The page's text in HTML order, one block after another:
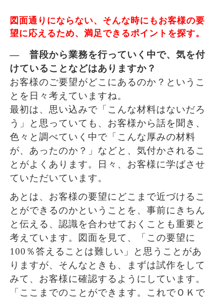
図面通りにならない、そんな時にもお客様の要
望に応えるため、満足できるポイントを探す。
― 普段から業務を行っていく中で、気を付
けていることなどはありますか？
お客様のご要望がどこにあるのか？というこ
とを日々考えていますね。
最初は、思い込みで「こんな材料はないだろ
う」と思っていても、お客様から話を聞き、
色々と調べていく中で「こんな厚みの材料
が、あったのか？」などと、気付かされるこ
とがよくあります。日々、お客様に学ばさせ
ていただいています。
あとは、お客様の要望にどこまで近づけるこ
とができるのかということを、事前にきちん
と伝える、認識を合わせておくことも重要と
考えています。図面を見て、「この要望に
100％答えることは難しい」と思うことがあ
りますが、そんなときも、まずは試作をして
みて、お客様に確認するようにしています。
「ここまでのことができます。これでＯＫで